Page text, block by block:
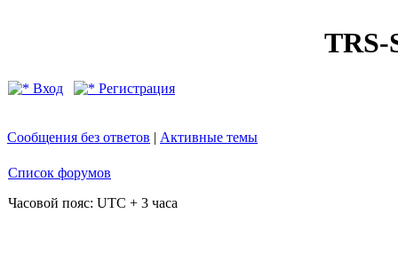
TRS-
Вход Регистрация
Сообщения без ответов | Активные темы
Список форумов
Часовой пояс: UTC + 3 часа